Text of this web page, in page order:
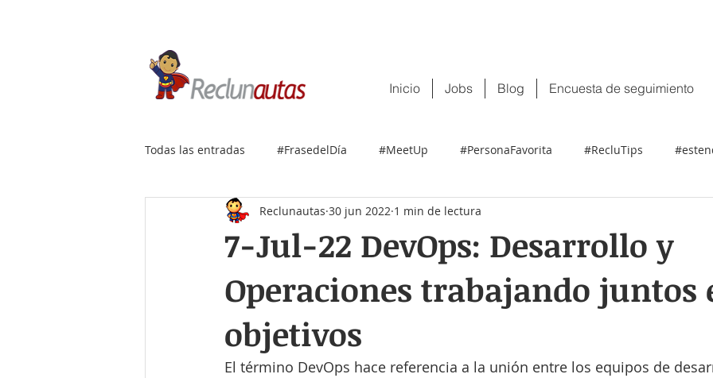
Inicio Jobs Blog Encuesta de seguimiento
Todas las entradas #FrasedelDía #MeetUp #PersonaFavorita #RecluTips
7-Jul-22 DevOps: Desarrollo y
Operaciones trabajando juntos
objetivos
Reclunautas 30 jun 2022 1 min de lectura
El término DevOps hace referencia a la unión entre los equipos de